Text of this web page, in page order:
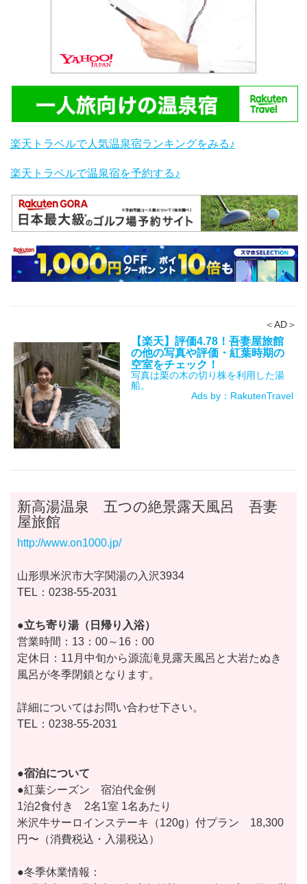
楽天トラベルで人気温泉宿ランキングをみる♪
楽天トラベルで温泉宿を予約する♪
＜AD＞
【楽天】評価4.78！吾妻屋旅館
の他の写真や評価・紅葉時期の
空室をチェック！
写真は栗の木の切り株を利用した湯
船。
Ads by：RakutenTravel
新高湯温泉 五つの絶景露天風呂 吾妻
屋旅館
http://www.on1000.jp/
山形県米沢市大字関湯の入沢3934
TEL：0238-55-2031
●立ち寄り湯（日帰り入浴）
営業時間：13：00～16：00
定休日：11月中旬から源流滝見露天風呂と大岩たぬき
風呂が冬季閉鎖となります。
詳細についてはお問い合わせ下さい。
TEL：0238-55-2031
●宿泊について
●紅葉シーズン 宿泊代金例
1泊2食付き 2名1室 1名あたり
米沢牛サーロインステーキ（120g）付プラン 18,300
円〜（消費税込・入湯税込）
●冬季休業情報：